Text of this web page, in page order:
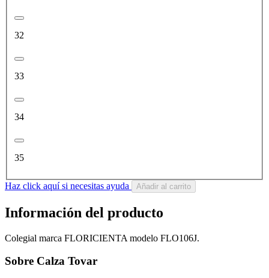
32
33
34
35
Haz click aquí si necesitas ayuda Añadir al carrito
Información del producto
Colegial marca FLORICIENTA modelo FLO106J.
Sobre Calza Tovar